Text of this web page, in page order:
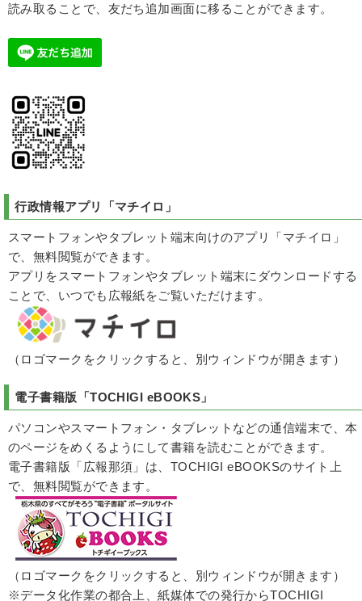
読み取ることで、友だち追加画面に移ることができます。
行政情報アプリ 「マチイロ」
スマートフォンやタブレット端末向けのアプリ「マチイロ」
で、無料閲覧ができます。
アプリをスマートフォンやタブレット端末にダウンロードする
ことで、いつでも広報紙をご覧いただけます。
（ロゴマークをクリックすると、別ウィンドウが開きます）
電子書籍版「TOCHIGI eBOOKS 」
パソコンやスマートフォン・タブレットなどの通信端末で、本
のページをめくるようにして書籍を読むことができます。
電子書籍版「広報那須」は、TOCHIGI eBOOKSのサイト上
で、無料閲覧ができます。
（ロゴマークをクリックすると、別ウィンドウが開きます）
※データ化作業の都合上、紙媒体での発行からTOCHIGI